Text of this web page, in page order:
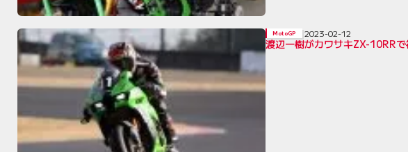
渡辺一樹がカワサキZX-10RR
MotoGP 2023-02-12